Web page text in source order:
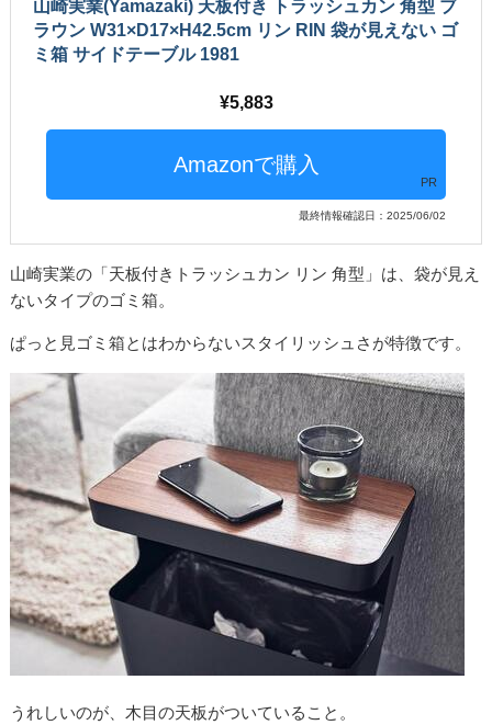
山崎実業(Yamazaki) 天板付き トラッシュカン 角型 ブ
ラウン W31×D17×H42.5cm リン RIN 袋が見えない ゴ
ミ箱 サイドテーブル 1981
5,883
PR
最終情報確認日：2025/06/02
山崎実業の「天板付きトラッシュカン リン 角型」は、袋が見え
ないタイプのゴミ箱。
ぱっと見ゴミ箱とはわからないスタイリッシュさが特徴です。
うれしいのが、木目の天板がついていること。